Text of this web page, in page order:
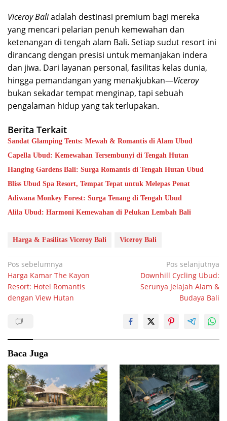
Viceroy Baliadalah destinasi premium bagi mereka
yang mencari pelarian penuh kemewahan dan
ketenangan di tengah alam Bali. Setiap sudut resort ini
dirancang dengan presisi untuk memanjakan indera
dan jiwa. Dari layanan personal, fasilitas kelas dunia,
hingga pemandangan yang menakjubkan—Viceroy
bukan sekadar tempat menginap, tapi sebuah
pengalaman hidup yang tak terlupakan.
Berita Terkait
Sandat Glamping Tents: Mewah & Romantis di Alam Ubud
Capella Ubud: Kemewahan Tersembunyi di Tengah Hutan
Hanging Gardens Bali: Surga Romantis di Tengah Hutan Ubud
Bliss Ubud Spa Resort, Tempat Tepat untuk Melepas Penat
Adiwana Monkey Forest: Surga Tenang di Tengah Ubud
Alila Ubud: Harmoni Kemewahan di Pelukan Lembah Bali
Harga & Fasilitas Viceroy Bali Viceroy Bali
Navigasi
pos
Pos sebelumnya
Harga Kamar The Kayon
Resort: Hotel Romantis
dengan View Hutan
Pos selanjutnya
Downhill Cycling Ubud:
Serunya Jelajah Alam &
Budaya Bali
Baca Juga